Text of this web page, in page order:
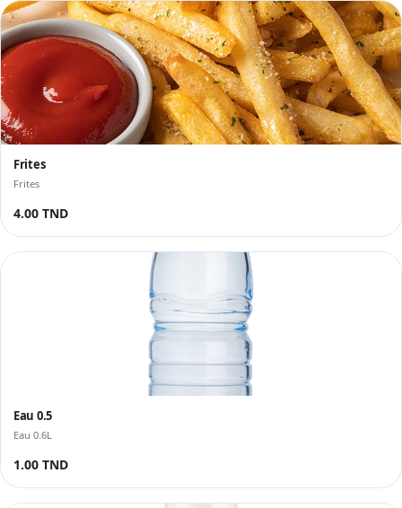
Frites
Frites
4.00 TND
Eau 0.5
Eau 0.6L
1.00 TND